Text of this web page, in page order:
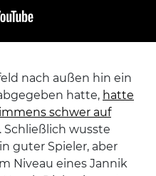
nach außen hin ein
hatte, hatte
schwer auf
. Schließlich wusste
guter Spieler, aber
Niveau eines Jannik